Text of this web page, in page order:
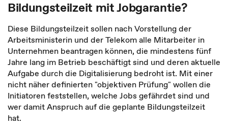
Bildungsteilzeit mit Jobgarantie?
Diese Bildungsteilzeit sollen nach Vorstellung der
Arbeitsministerin und der Telekom alle Mitarbeiter in
Unternehmen beantragen können, die mindestens fünf
Jahre lang im Betrieb beschäftigt sind und deren aktuelle
Aufgabe durch die Digitalisierung bedroht ist. Mit einer
nicht näher definierten "objektiven Prüfung" wollen die
Initiatoren feststellen, welche Jobs gefährdet sind und
wer damit Anspruch auf die geplante Bildungsteilzeit
hat.